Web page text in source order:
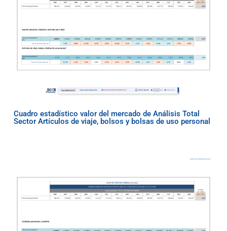
Cuadro estadístico valor del mercado de Análisis Total
Sector Artículos de viaje, bolsos y bolsas de uso personal